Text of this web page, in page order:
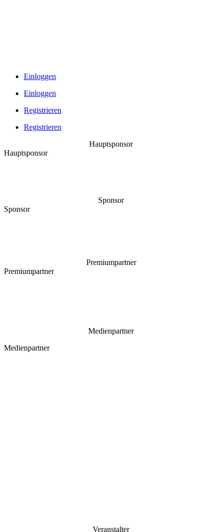
Einloggen
Einloggen
Registrieren
Registrieren
Hauptsponsor
Hauptsponsor
Sponsor
Sponsor
Premiumpartner
Premiumpartner
Medienpartner
Medienpartner
Veranstalter